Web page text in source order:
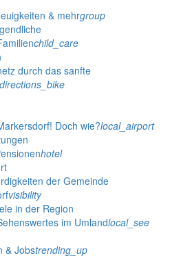
& mehrgroup
child_care
durch das sanfte
directions_bike
Doch wie?local_airport
hotel
der Gemeinde
visibility
in der Region
im Umlandlocal_see
& Jobstrending_up